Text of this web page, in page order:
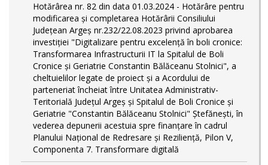
Hotărârea nr. 82 din data 01.03.2024 - Hotărâre pentru
modificarea și completarea Hotărârii Consiliului
Județean Argeș nr.232/22.08.2023 privind aprobarea
investiției "Digitalizare pentru excelență în boli cronice:
Transformarea Infrastructurii IT la Spitalul de Boli
Cronice și Geriatrie Constantin Bălăceanu Stolnici", a
cheltuielilor legate de proiect și a Acordului de
parteneriat încheiat între Unitatea Administrativ-
Teritorială Județul Argeș și Spitalul de Boli Cronice și
Geriatrie "Constantin Bălăceanu Stolnici" Ștefănești, în
vederea depunerii acestuia spre finanțare în cadrul
Planului Național de Redresare și Reziliență, Pilon V,
Componenta 7. Transformare digitală